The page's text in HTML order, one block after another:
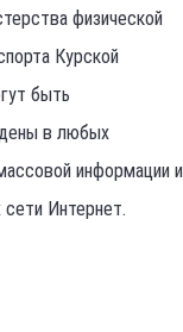
физической
Курской
быть
в любых
информации и
сети Интернет.